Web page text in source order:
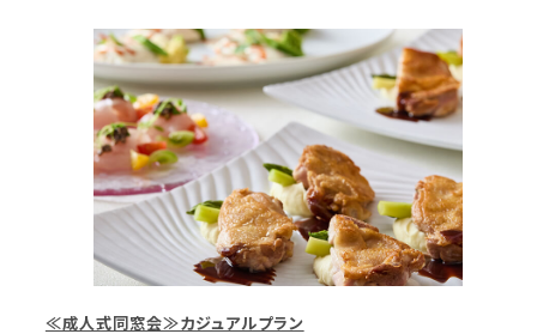
≪成人式同窓会≫カジュアルプラン